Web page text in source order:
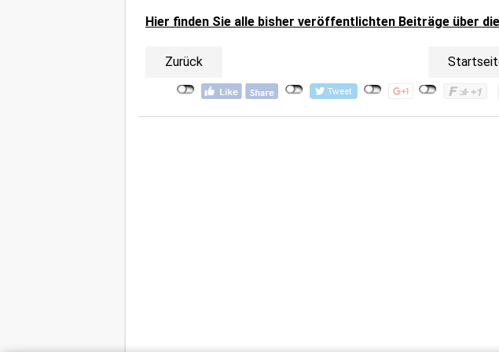
Hier finden Sie alle bisher veröffentlichten Beiträge über
Zurück